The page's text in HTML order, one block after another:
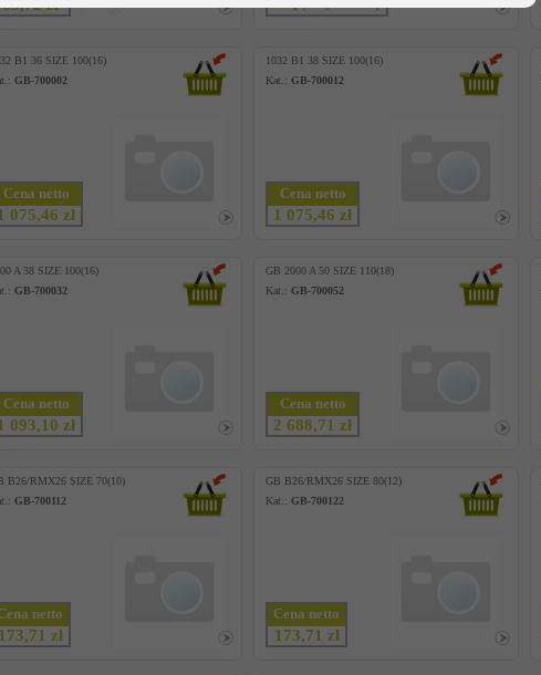
63,72 zł
B1 36 SIZE 100(16)
GB-700002
Cena netto
075,46 zł
1032 B1 38 SIZE 100(16)
Kat.: GB-700012
Cena netto
1 075,46 zł
A 38 SIZE 100(16)
GB-700032
Cena netto
093,10 zł
GB 2000 A 50 SIZE 110(18)
Kat.: GB-700052
Cena netto
2 688,71 zł
B26/RMX26 SIZE 70(10)
GB-700112
netto
173,71 zł
GB B26/RMX26 SIZE 80(12)
Kat.: GB-700122
Cena netto
173,71 zł